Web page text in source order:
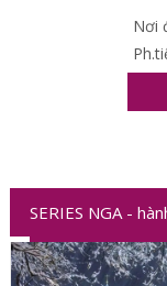
Nơi
SERIES NGA -
trải nghiệm độc